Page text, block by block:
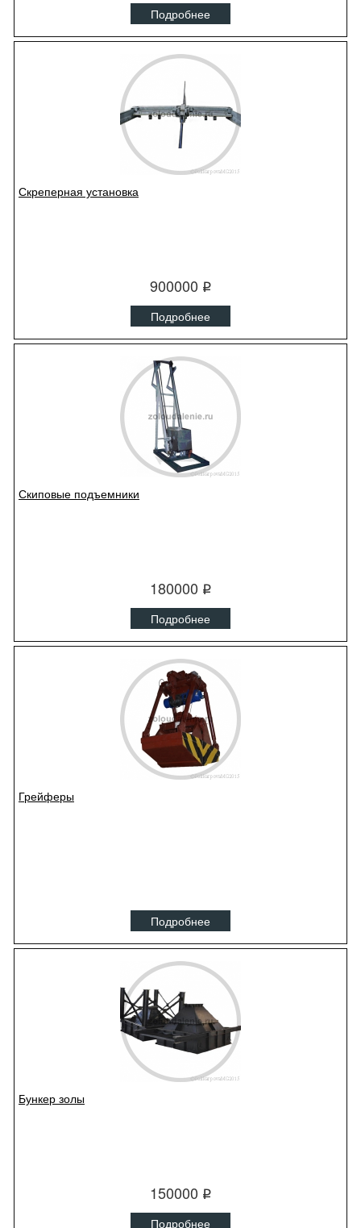
Подробнее
Скреперная установка
900000 q
Подробнее
Скиповые подъемники
180000 q
Подробнее
Грейферы
Подробнее
Бункер золы
150000 q
Подробнее